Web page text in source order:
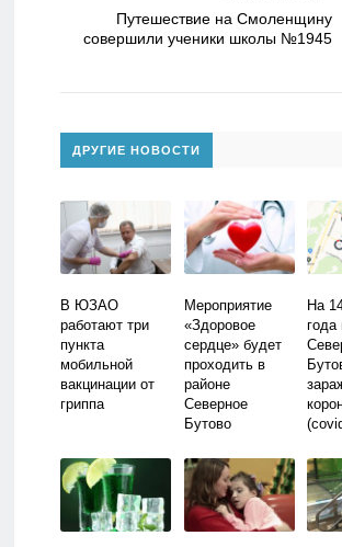
Путешествие на Смоленщину
совершили ученики школы №1945
ДРУГИЕ НОВОСТИ
В ЮЗАО
работают три
пункта
мобильной
вакцинации от
гриппа
Мероприятие
«Здоровое
сердце» будет
проходить в
районе
Северное
Бутово
На
года